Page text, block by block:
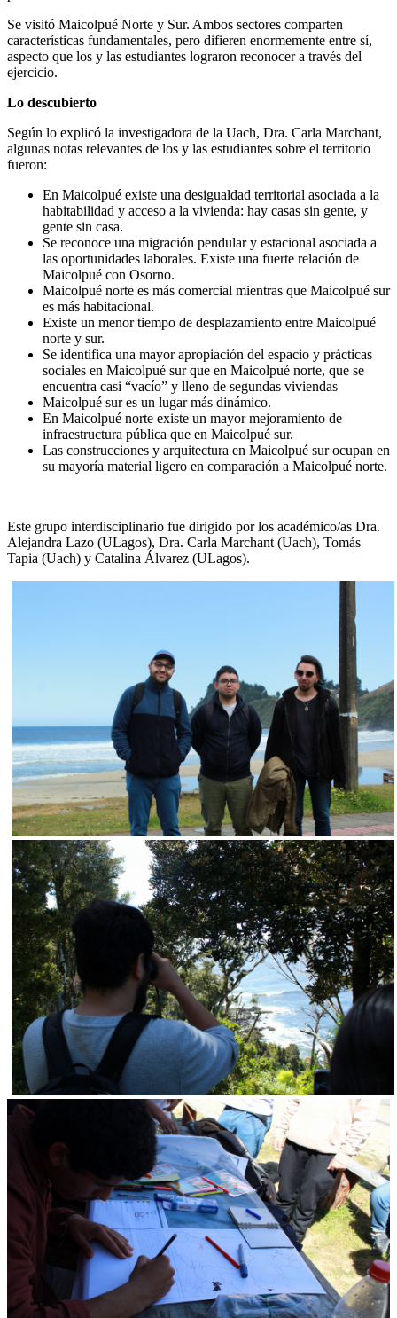
Se visitó Maicolpué Norte y Sur. Ambos sectores comparten
características fundamentales, pero difieren enormemente entre sí,
aspecto que los y las estudiantes lograron reconocer a través del
ejercicio.
Lo descubierto
Según lo explicó la investigadora de la Uach, Dra. Carla Marchant,
algunas notas relevantes de los y las estudiantes sobre el territorio
fueron:
En Maicolpué existe una desigualdad territorial asociada a la
habitabilidad y acceso a la vivienda: hay casas sin gente, y
gente sin casa.
Se reconoce una migración pendular y estacional asociada a
las oportunidades laborales. Existe una fuerte relación de
Maicolpué con Osorno.
Maicolpué norte es más comercial mientras que Maicolpué sur
es más habitacional.
Existe un menor tiempo de desplazamiento entre Maicolpué
norte y sur.
Se identifica una mayor apropiación del espacio y prácticas
sociales en Maicolpué sur que en Maicolpué norte, que se
encuentra casi “vacío” y lleno de segundas viviendas
Maicolpué sur es un lugar más dinámico.
En Maicolpué norte existe un mayor mejoramiento de
infraestructura pública que en Maicolpué sur.
Las construcciones y arquitectura en Maicolpué sur ocupan en
su mayoría material ligero en comparación a Maicolpué norte.
Este grupo interdisciplinario fue dirigido por los académico/as Dra.
Alejandra Lazo (ULagos), Dra. Carla Marchant (Uach), Tomás
Tapia (Uach) y Catalina Álvarez (ULagos).